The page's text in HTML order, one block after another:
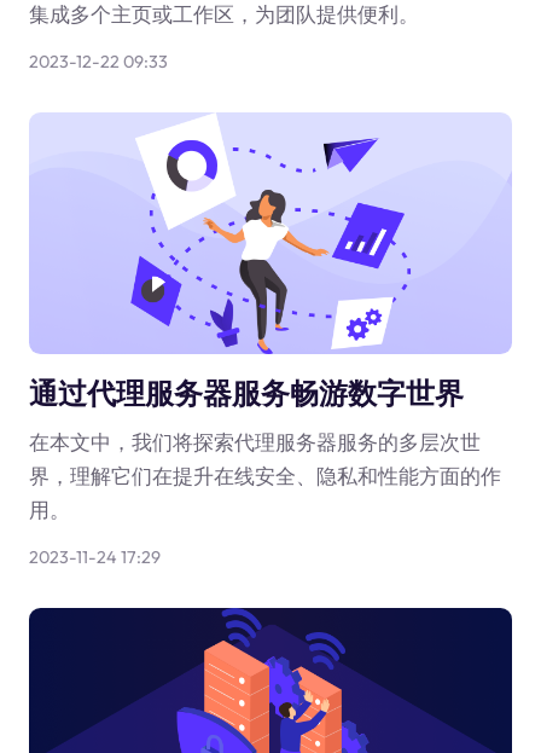
集成多个主页或工作区，为团队提供便利。
2023-12-22 09:33
通过代理服务器服务畅游数字世界
在本文中，我们将探索代理服务器服务的多层次世
界，理解它们在提升在线安全、隐私和性能方面的作
用。
2023-11-24 17:29